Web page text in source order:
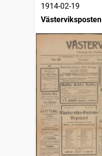
1914-02-19
Västerviksposten